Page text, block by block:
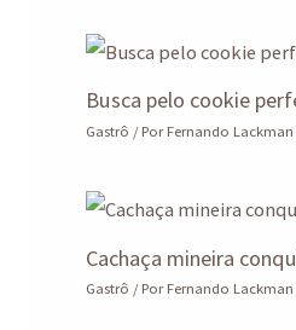
Busca pelo cookie
Gastrô / PorFernando Lackman
Cachaça mineira
Gastrô / PorFernando Lackman